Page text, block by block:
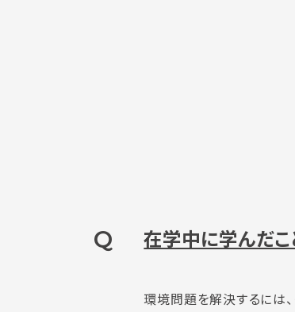
Q 在学中に学んだこ
環境問題を解決するには